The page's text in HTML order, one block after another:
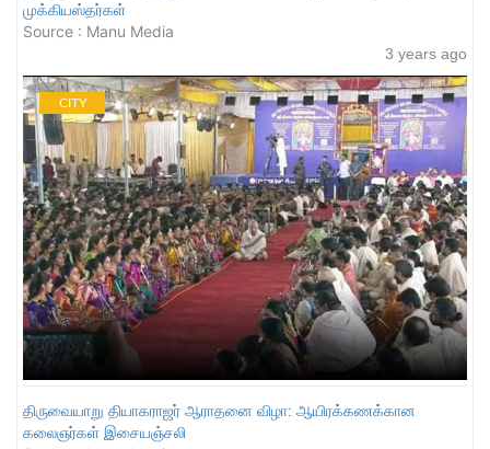
முக்கியஸ்தர்கள்
Source : Manu Media
3 years ago
CITY
திருவையாறு தியாகராஜர் ஆராதனை விழா: ஆயிரக்கணக்கான
கலைஞர்கள் இசையஞ்சலி